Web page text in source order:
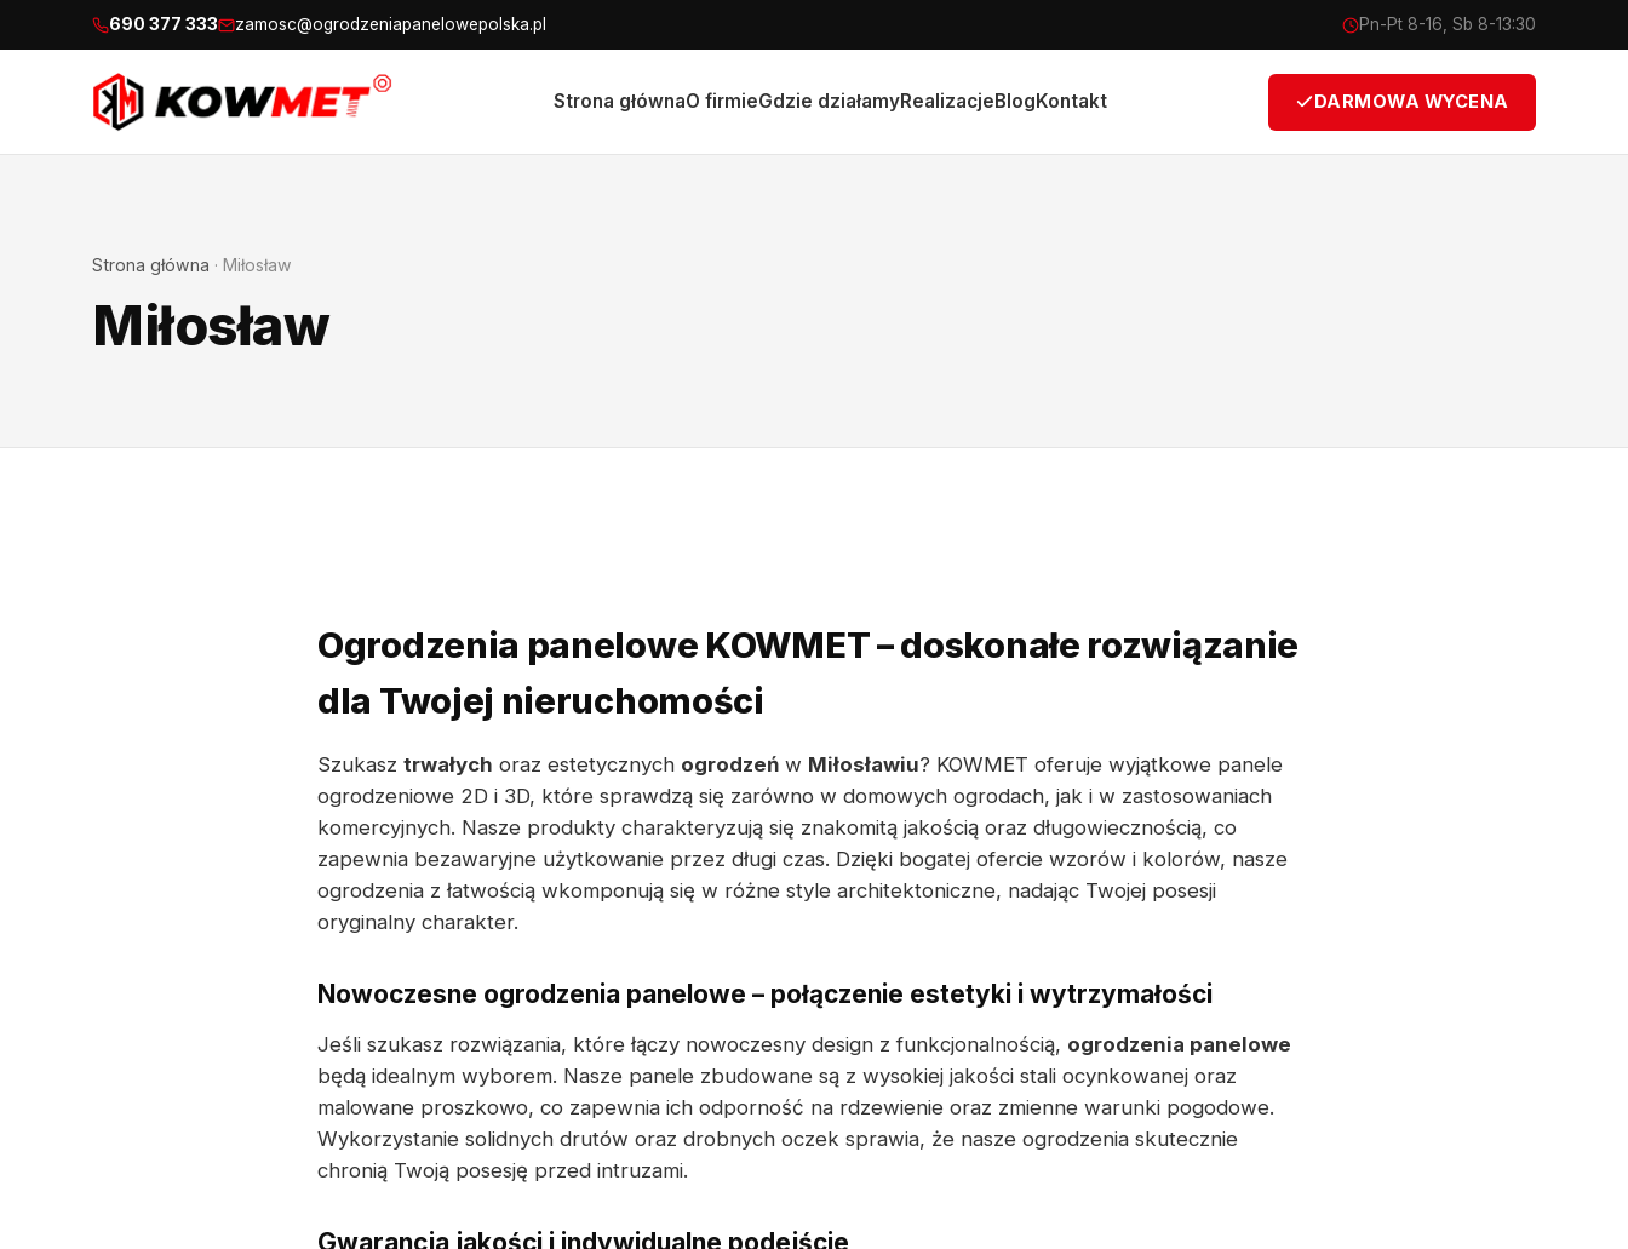
690 377 333 zamosc@ogrodzeniapanelowepolska.pl Pn-Pt 8-16, Sb 8-13:30
Strona głównaO firmieGdzie działamyRealizacjeBlogKontakt DARMOWA WYCENA
Strona główna · Miłosław
Miłosław
Ogrodzenia panelowe KOWMET – doskonałe rozwiązanie
dla Twojej nieruchomości
Szukasz trwałych oraz estetycznych ogrodzeń w Miłosławiu? KOWMET oferuje wyjątkowe panele
ogrodzeniowe 2D i 3D, które sprawdzą się zarówno w domowych ogrodach, jak i w zastosowaniach
komercyjnych. Nasze produkty charakteryzują się znakomitą jakością oraz długowiecznością, co
zapewnia bezawaryjne użytkowanie przez długi czas. Dzięki bogatej ofercie wzorów i kolorów, nasze
ogrodzenia z łatwością wkomponują się w różne style architektoniczne, nadając Twojej posesji
oryginalny charakter.
Nowoczesne ogrodzenia panelowe – połączenie estetyki i wytrzymałości
Jeśli szukasz rozwiązania, które łączy nowoczesny design z funkcjonalnością, ogrodzenia panelowe
będą idealnym wyborem. Nasze panele zbudowane są z wysokiej jakości stali ocynkowanej oraz
malowane proszkowo, co zapewnia ich odporność na rdzewienie oraz zmienne warunki pogodowe.
Wykorzystanie solidnych drutów oraz drobnych oczek sprawia, że nasze ogrodzenia skutecznie
chronią Twoją posesję przed intruzami.
Gwarancja jakości i indywidualne podejście